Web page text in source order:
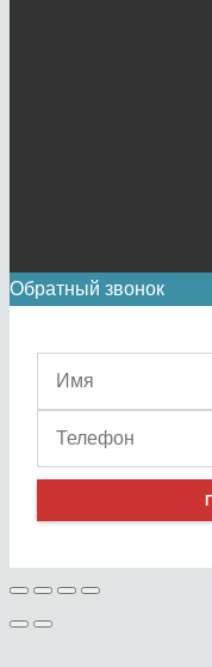
Обратный звонок